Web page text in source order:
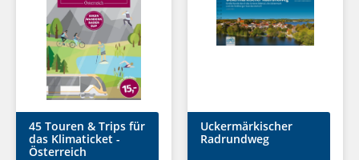
45 Touren & Trips für
das Klimaticket -
Österreich
Uckermärkischer
Radrundweg